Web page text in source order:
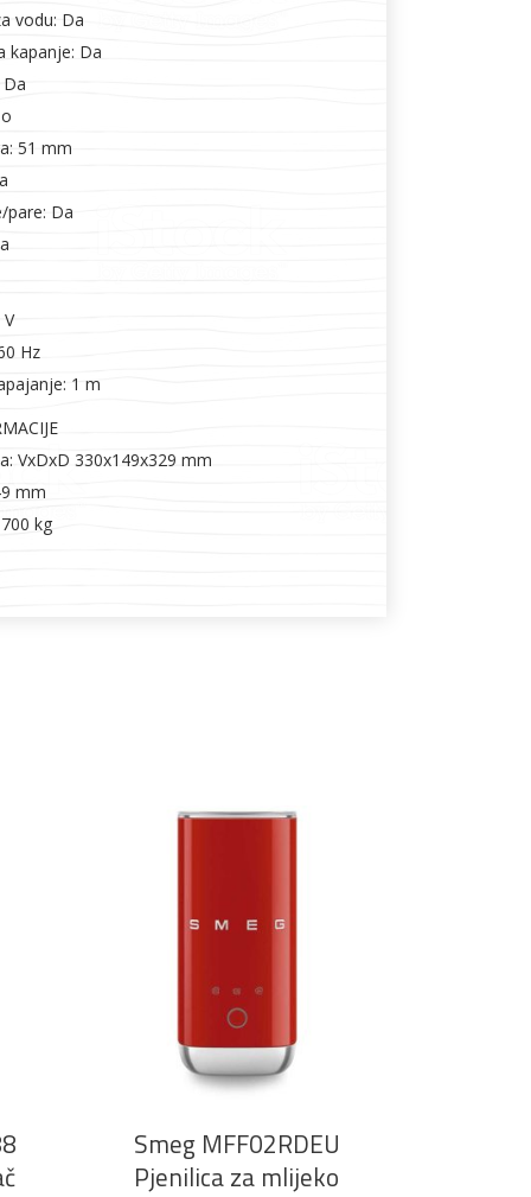
vodu: Da
kapanje: Da
51 mm
Da
Hz
1 m
VxDxD 330x149x329 mm
mm
kg
DODAJ U KOŠARICU
Smeg MFF02RDEU
Pjenilica za mlijeko